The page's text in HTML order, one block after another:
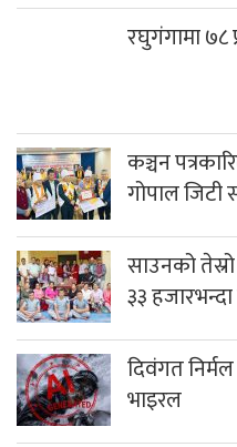
रघुगंगामा
कञ्चन
गोपाल जिटी
साउनको
३३
दिवंगत
भाइरल